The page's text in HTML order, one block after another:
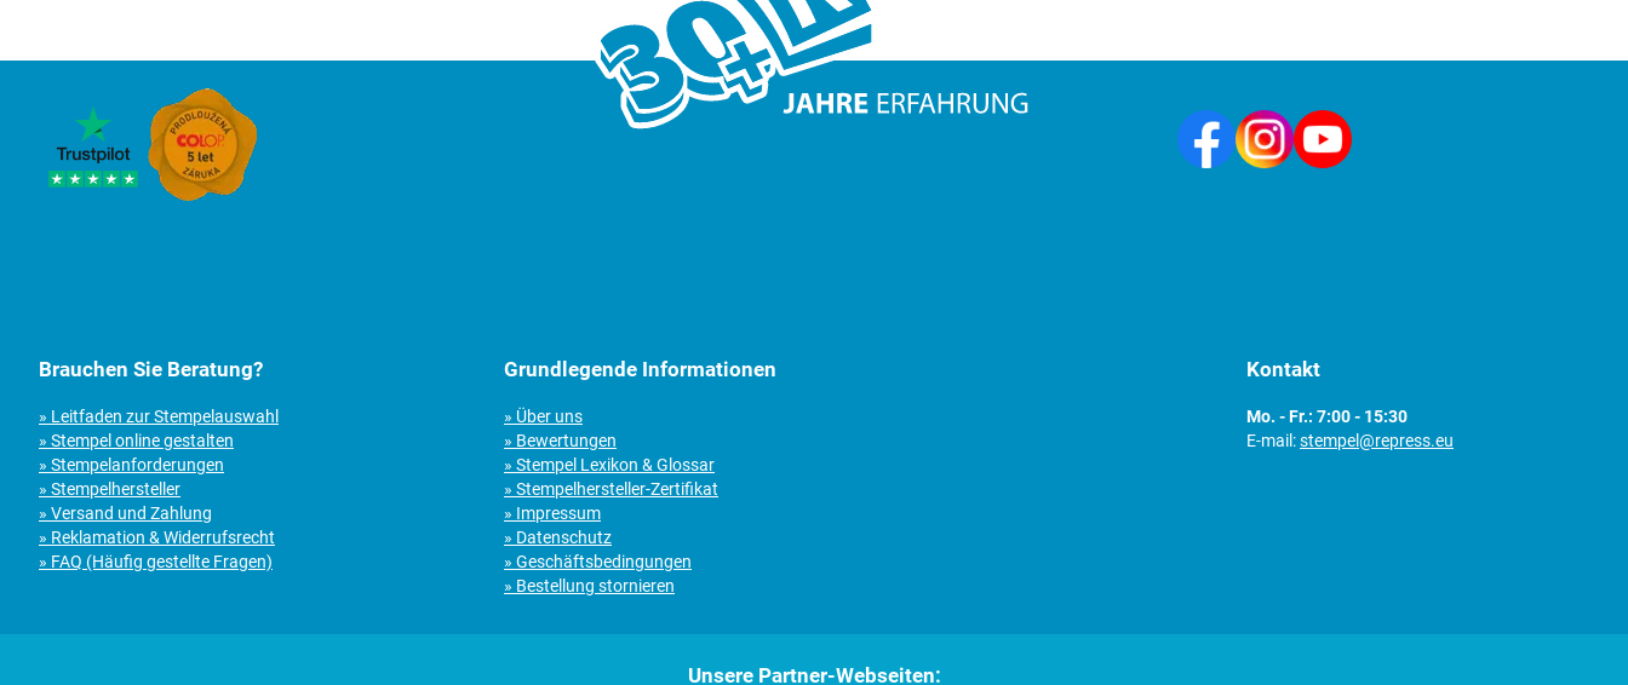
Brauchen Sie Beratung?
» Leitfaden zur Stempelauswahl
» Stempel online gestalten
» Stempelanforderungen
» Stempelhersteller
» Versand und Zahlung
» Reklamation & Widerrufsrecht
» FAQ (Häufig gestellte Fragen)
Grundlegende Informationen
» Über uns
» Bewertungen
» Stempel Lexikon & Glossar
» Stempelhersteller-Zertifikat
» Impressum
» Datenschutz
» Geschäftsbedingungen
» Bestellung stornieren
Kontakt
Mo. - Fr.: 7:00 - 15:30
E-mail:stempel@repress.eu
Unsere Partner-Webseiten: